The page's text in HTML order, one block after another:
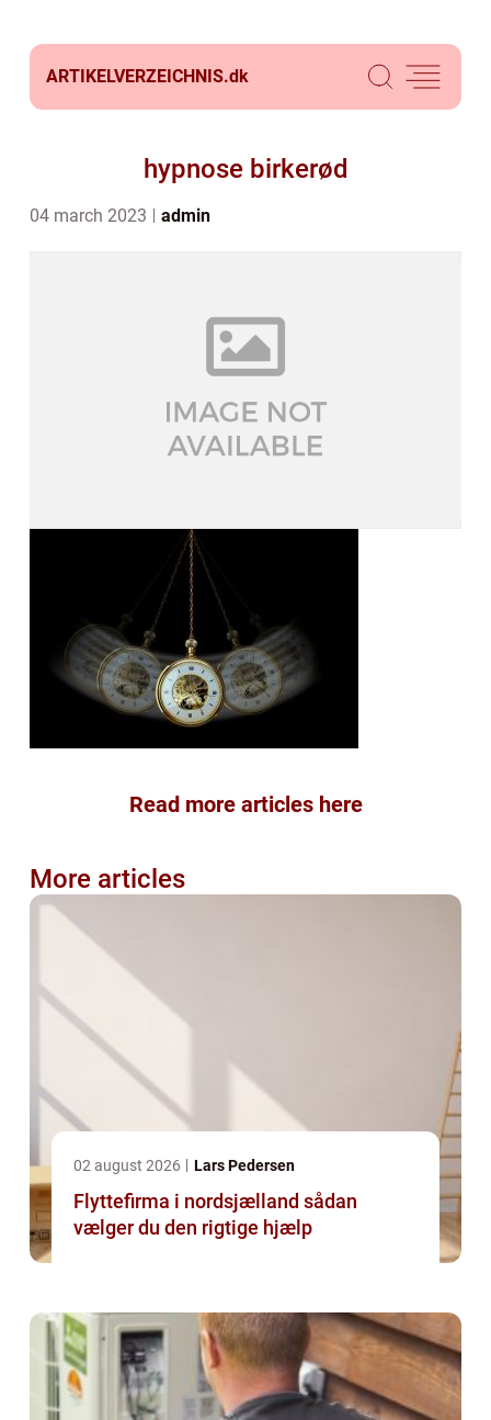
ARTIKELVERZEICHNIS.dk
hypnose birkerød
04 march 2023 admin
Read more articles here
More articles
02 august 2026 Lars Pedersen
Flyttefirma i nordsjælland sådan
vælger du den rigtige hjælp